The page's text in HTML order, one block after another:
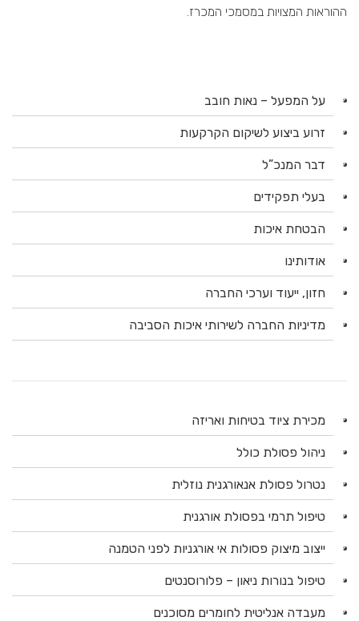
ההוראות המצויות במסמכי המכרז.
על המפעל – נאות חובב
זרוע ביצוע לשיקום הקרקעות
דבר המנכ”ל
בעלי תפקידים
הבטחת איכות
אודותינו
חזון, ייעוד וערכי החברה
מדיניות החברה לשירותי איכות הסביבה
מכירת ציוד בטיחות ואריזה
ניהול פסולת כולל
נטרול פסולת אנאורגנית נוזלית
טיפול תרמי בפסולת אורגנית
ייצוב מיצוק פסולות אי אורגניות לפני הטמנה
טיפול בנורות ניאון – פלורוסנטים
מעבדה אנליטית לחומרים מסוכנים